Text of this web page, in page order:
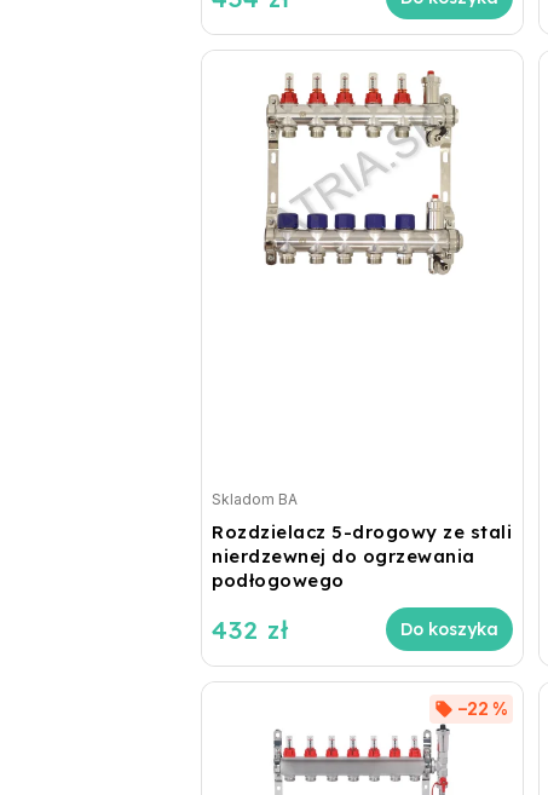
Rozdzielacz 5-drogowy ze stali
nierdzewnej do ogrzewania
podłogowego
Skladom BA
432 zł Do koszyka
–22 %